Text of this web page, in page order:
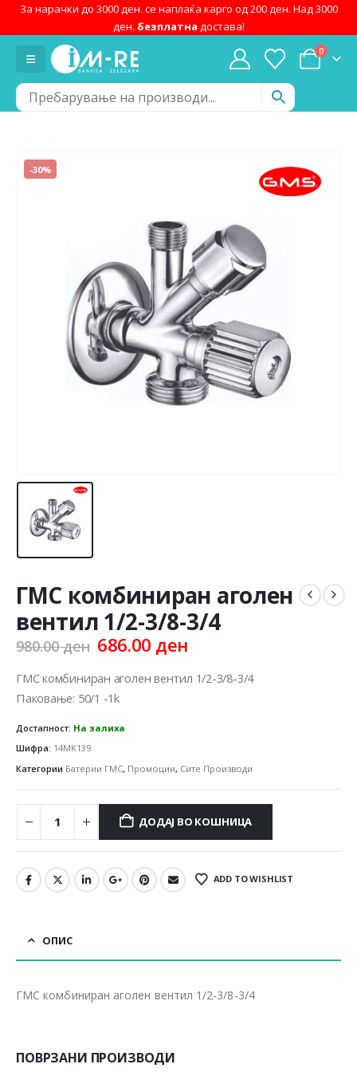
За нарачки до 3000 ден. се наплаќа карго од 200 ден. Над 3000
ден. безплатна достава!
0
-30%
ГМС комбиниран аголен
вентил 1/2-3/8-3/4
980.00ден Original
was:
980.00 ден.
686.00 денCurrent
is:
ГМС комбиниран аголен вентил 1/2-3/8-3/4
Паковање: 50/1 -1k
Достапност: На залиха
Шифра: 14MK139
Категории Батерии ГМС, Промоции, Сите Производи
ДОДАЈ ВО КОШНИЦА
ADD TO WISHLIST
ОПИС
ГМС комбиниран аголен вентил 1/2-3/8-3/4
ПОВРЗАНИ ПРОИЗВОДИ